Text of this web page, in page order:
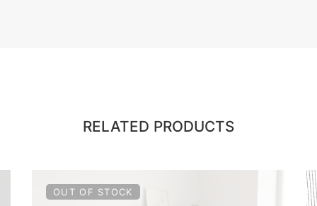
RELATED PRODUCTS
OUT OF STOCK